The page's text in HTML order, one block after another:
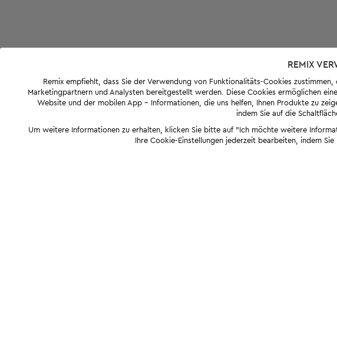
REMIX
Remix empfiehlt, dass Sie der Verwendung von Funktionalitäts-Cookies
Marketingpartnern und Analysten bereitgestellt werden. Diese Cookies ermöglichen
Website und der mobilen App - Informationen, die uns helfen, Ihnen Produkte zu
indem Sie auf die
Um weitere Informationen zu erhalten, klicken Sie bitte auf "Ich möchte weitere
Ihre Cookie-Einstellungen jederzeit bearbeiten, indem